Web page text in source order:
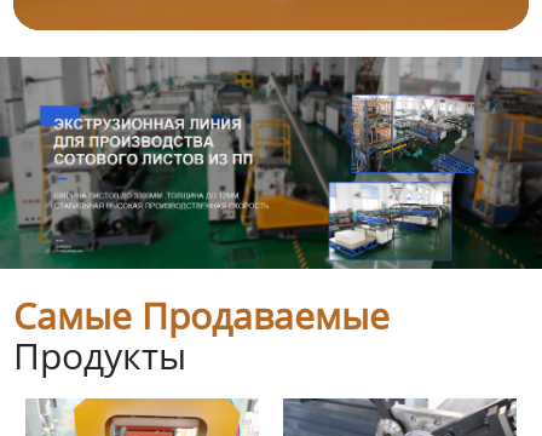
Самые Продаваемые
Продукты